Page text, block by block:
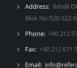
Address: İkitelli
Blok No:520-522-
Phone: +90 212
Fax: +90 212 671
Email: